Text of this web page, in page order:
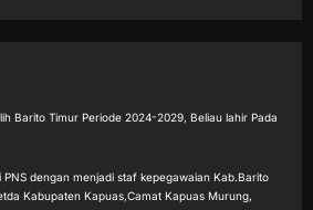
Barito Timur Periode 2024-2029, Beliau lahir Pada
dengan menjadi staf kepegawaian Kab.Barito
Kabupaten Kapuas,Camat Kapuas Murung,